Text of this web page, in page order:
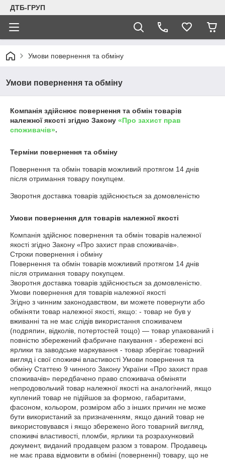
ДТБ-ГРУП
Умови повернення та обміну
Умови повернення та обміну
Компанія здійснює повернення та обмін товарів
належної якості згідно Закону «Про захист прав
споживачів».
Терміни повернення та обміну
Повернення та обмін товарів можливий протягом 14 днів
після отримання товару покупцем.
Зворотня доставка товарів здійснюється за домовленістю
Умови повернення для товарів належної якості
Компанія здійснює повернення та обмін товарів належної
якості згідно Закону «Про захист прав споживачів».
Строки повернення і обміну
Повернення та обмін товарів можливий протягом 14 днів
після отримання товару покупцем.
Зворотня доставка товарів здійснюється за домовленістю.
Умови повернення для товарів належної якості
Згідно з чинним законодавством, ви можете повернути або
обміняти товар належної якості, якщо: - товар не був у
вживанні та не має слідів використання споживачем
(подряпин, відколів, потертостей тощо) — товар упакований і
повністю збережений фабричне пакування - збережені всі
ярлики та заводське маркування - товар зберігає товарний
вигляд і свої споживчі властивості Умови повернення та
обміну Статтею 9 чинного Закону України «Про захист прав
споживачів» передбачено право споживача обміняти
непродовольчий товар належної якості на аналогічний, якщо
куплений товар не підійшов за формою, габаритами,
фасоном, кольором, розміром або з інших причин не може
бути використаний за призначенням, якщо даний товар не
використовувався і якщо збережено його товарний вигляд,
споживчі властивості, пломби, ярлики та розрахунковий
документ, виданий продавцем разом з товаром. Продавець
не має права відмовити в обміні (поверненні) товару, що не